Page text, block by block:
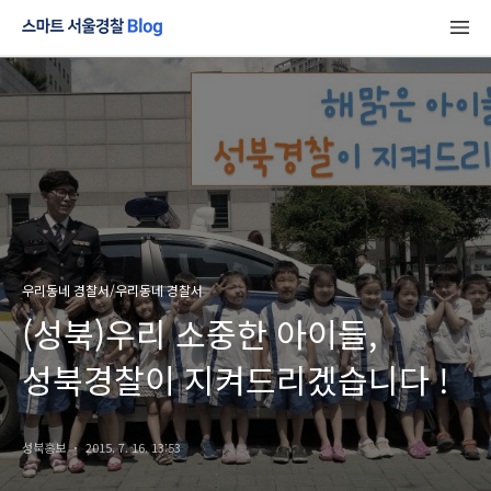
우리동네 경찰서/우리동네 경찰서
(성북)우리 소중한 아이들,
성북경찰이 지켜드리겠습니다 !
성북홍보 2015. 7. 16. 13:53